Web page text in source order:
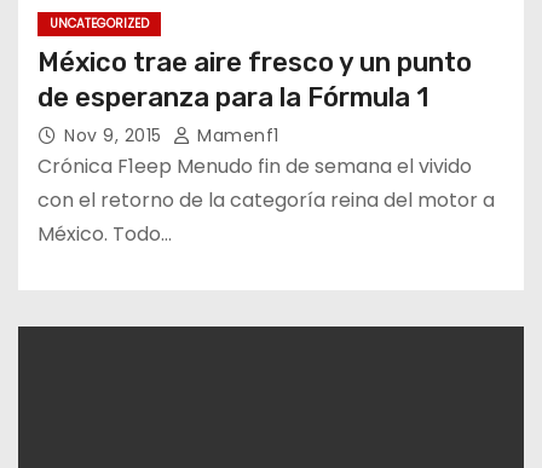
UNCATEGORIZED
México trae aire fresco y un punto
de esperanza para la Fórmula 1
Nov 9, 2015 Mamenf1
Crónica F1eep Menudo fin de semana el vivido
con el retorno de la categoría reina del motor a
México. Todo…